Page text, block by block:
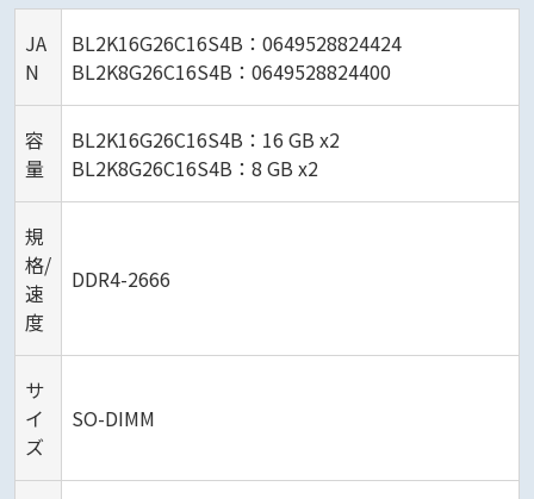
JA
N
BL2K16G26C16S4B：0649528824424
BL2K8G26C16S4B：0649528824400
容
量
BL2K16G26C16S4B：16 GB x2
BL2K8G26C16S4B：8 GB x2
規
格/
速
度
DDR4-2666
サ
イ
ズ
SO-DIMM